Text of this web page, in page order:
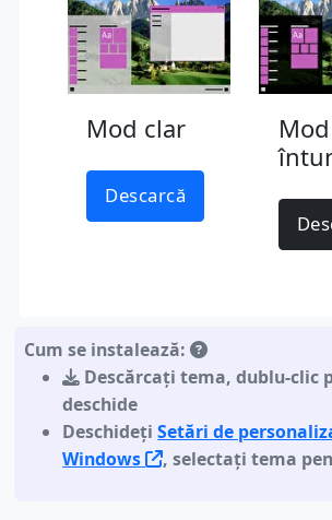
Mod clar
Descarcă
Mod
Cum se instalează:
Descărcați tema,dublu-clic
deschide
DeschidețiSetări de
Windows
, selectați tema